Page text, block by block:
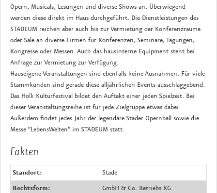
Opern, Musicals, Lesungen und diverse Shows an. Überwiegend
werden diese direkt im Haus durchgeführt. Die Dienstleistungen des
STADEUM reichen aber auch bis zur Vermietung der Konferenzräume
oder Säle an diverse Firmen für Konferenzen, Seminare, Tagungen,
Kongresse oder Messen. Auch das hausinterne Equipment steht bei
Anfrage zur Vermietung zur Verfügung.
Hauseigene Veranstaltungen sind ebenfalls keine Ausnahmen. Für viele
Stammkunden sind gerade diese alljährlichen Events ausschlaggebend.
Das Holk Kulturfestival bildet den Auftakt einer jeden Spielzeit. Bei
dieser Veranstaltungsreihe ist für jede Zielgruppe etwas dabei.
Außerdem findet jedes Jahr der legendäre Stader Opernball sowie die
Messe “LebensWelten“ im STADEUM statt.
Fakten
Standort:
Stade
Rechtsform:
GmbH & Co. Betriebs KG